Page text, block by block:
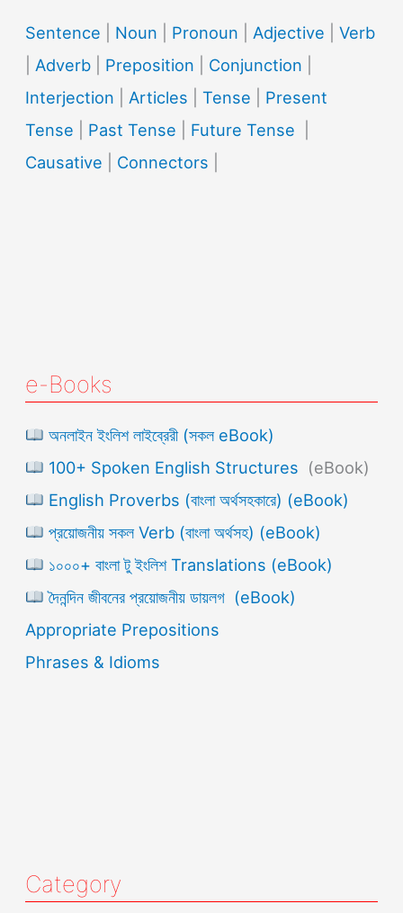
Sentence Noun Pronoun Adjective |Verb
Adverb Preposition Conjunction
Interjection
Articles |Tense
Present
Tense
Past Tense Future Tense
Causative
Connectors
e-Books
অনলাইন ইংলিশ লাইব্রেরী (সকল eBook)
100+ Spoken English Structures (eBook)
English Proverbs (বাংলা অর্থসহকারে) (eBook)
প্রয়োজনীয় সকল Verb (বাংলা অর্থসহ) (eBook)
১০০০+ বাংলা টু ইংলিশ Translations (eBook)
দৈনন্দিন জীবনের প্রয়োজনীয় ডায়লগ (eBook)
Appropriate Prepositions
Phrases & Idioms
Category